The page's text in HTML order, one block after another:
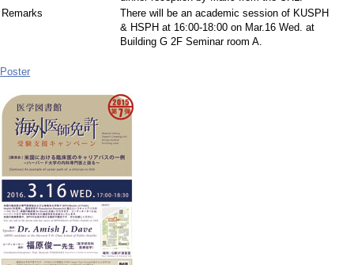
Remarks
There will be an academic session of KUSPH
& HSPH at 16:00-18:00 on Mar.16 Wed. at
Building G 2F Seminar room A.
Poster